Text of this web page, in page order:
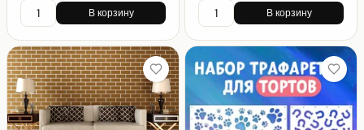
В корзину В корзину